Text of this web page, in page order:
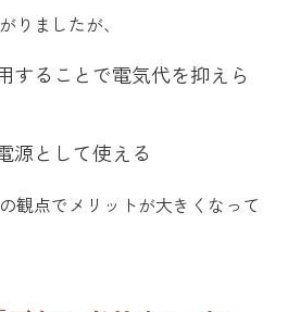
りましたが、
することで電気代を抑えら
源として使える
観点でメリットが大きくなって